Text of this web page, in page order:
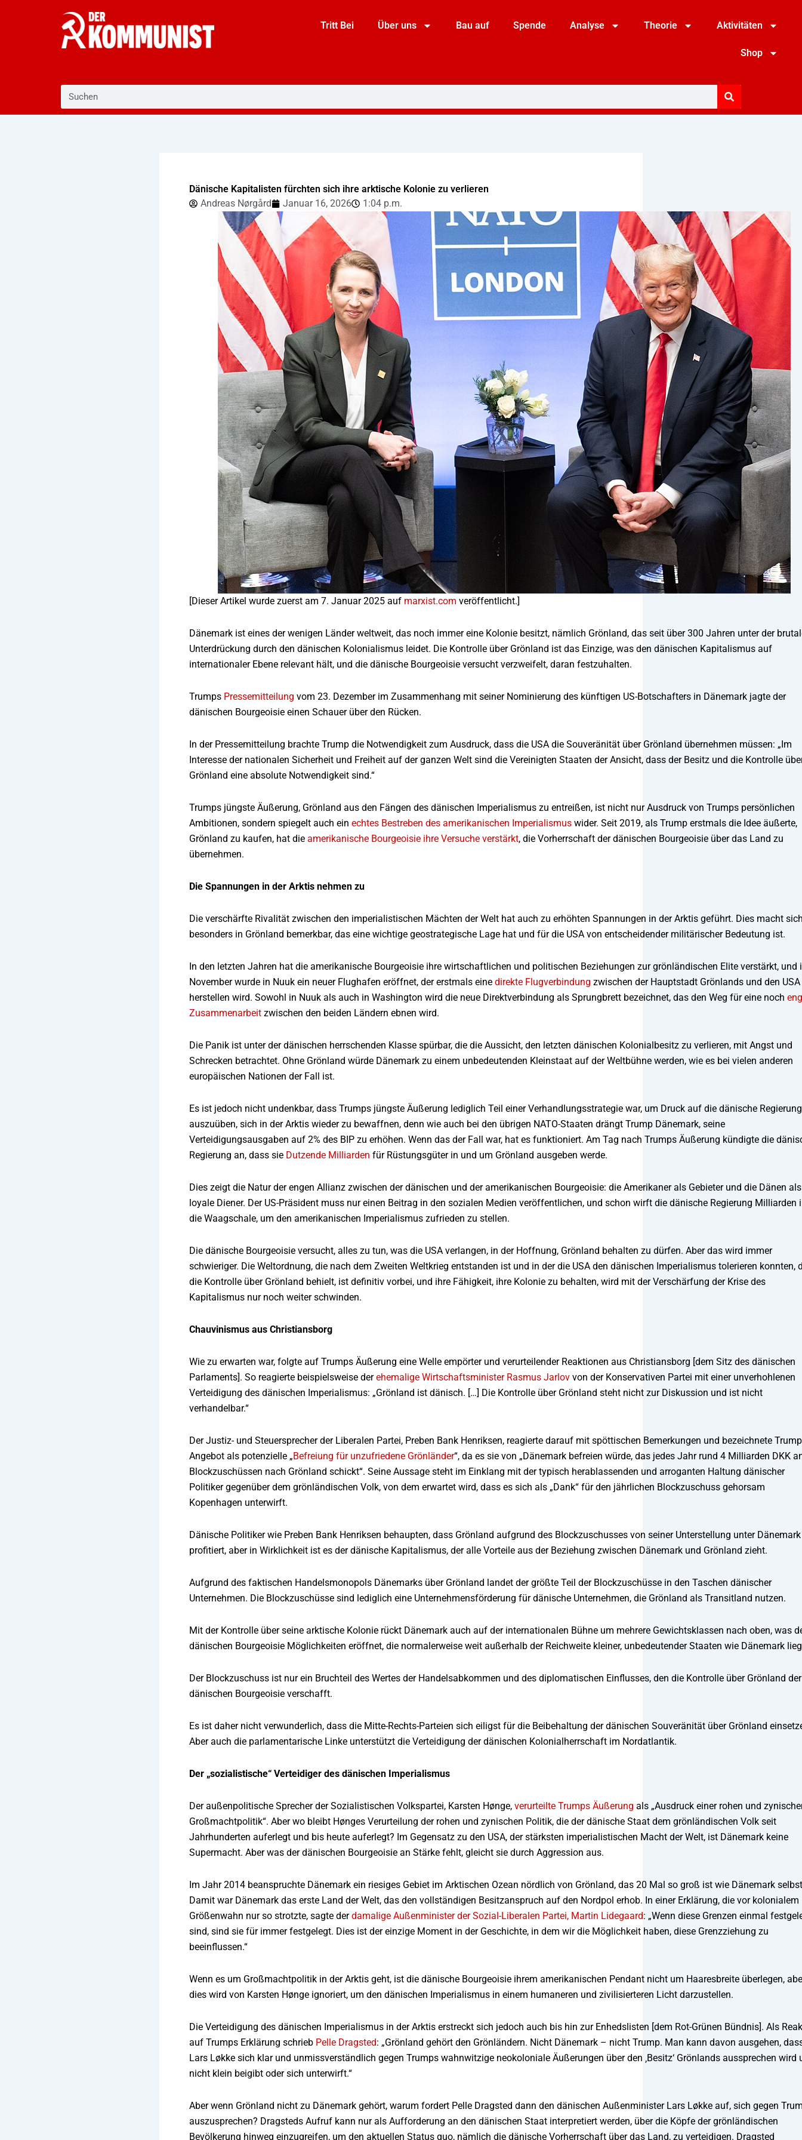
Tritt Bei Über uns Bau auf Spende Analyse Theorie Aktivitäten
Shop
Dänische Kapitalisten fürchten sich ihre arktische Kolonie zu verlieren
Andreas Nørgård
Januar 16, 2026 1:04 p.m.
[Dieser Artikel wurde zuerst am 7. Januar 2025 auf marxist.com veröffentlicht.]
Dänemark ist eines der wenigen Länder weltweit, das noch immer eine Kolonie besitzt, nämlich Grönland, das seit über 300 Jahren unter der
Unterdrückung durch den dänischen Kolonialismus leidet. Die Kontrolle über Grönland ist das Einzige, was den dänischen Kapitalismus auf
internationaler Ebene relevant hält, und die dänische Bourgeoisie versucht verzweifelt, daran festzuhalten.
Trumps Pressemitteilung vom 23. Dezember im Zusammenhang mit seiner Nominierung des künftigen US-Botschafters in Dänemark jagte der
dänischen Bourgeoisie einen Schauer über den Rücken.
In der Pressemitteilung brachte Trump die Notwendigkeit zum Ausdruck, dass die USA die Souveränität über Grönland übernehmen müssen: „Im
Interesse der nationalen Sicherheit und Freiheit auf der ganzen Welt sind die Vereinigten Staaten der Ansicht, dass der Besitz und die Kontrolle
Grönland eine absolute Notwendigkeit sind.“
Trumps jüngste Äußerung, Grönland aus den Fängen des dänischen Imperialismus zu entreißen, ist nicht nur Ausdruck von Trumps persönlichen
Ambitionen, sondern spiegelt auch ein echtes Bestreben des amerikanischen Imperialismus wider. Seit 2019, als Trump erstmals die Idee äußerte,
Grönland zu kaufen, hat die amerikanische Bourgeoisie ihre Versuche verstärkt, die Vorherrschaft der dänischen Bourgeoisie über das Land zu
übernehmen.
Die Spannungen in der Arktis nehmen zu
Die verschärfte Rivalität zwischen den imperialistischen Mächten der Welt hat auch zu erhöhten Spannungen in der Arktis geführt. Dies macht
besonders in Grönland bemerkbar, das eine wichtige geostrategische Lage hat und für die USA von entscheidender militärischer Bedeutung ist.
In den letzten Jahren hat die amerikanische Bourgeoisie ihre wirtschaftlichen und politischen Beziehungen zur grönländischen Elite verstärkt, und
November wurde in Nuuk ein neuer Flughafen eröffnet, der erstmals eine direkte Flugverbindung zwischen der Hauptstadt Grönlands und den USA
herstellen wird. Sowohl in Nuuk als auch in Washington wird die neue Direktverbindung als Sprungbrett bezeichnet, das den Weg für eine noch
Zusammenarbeit zwischen den beiden Ländern ebnen wird.
Die Panik ist unter der dänischen herrschenden Klasse spürbar, die die Aussicht, den letzten dänischen Kolonialbesitz zu verlieren, mit Angst und
Schrecken betrachtet. Ohne Grönland würde Dänemark zu einem unbedeutenden Kleinstaat auf der Weltbühne werden, wie es bei vielen anderen
europäischen Nationen der Fall ist.
Es ist jedoch nicht undenkbar, dass Trumps jüngste Äußerung lediglich Teil einer Verhandlungsstrategie war, um Druck auf die dänische Regierung
auszuüben, sich in der Arktis wieder zu bewaffnen, denn wie auch bei den übrigen NATO-Staaten drängt Trump Dänemark, seine
Verteidigungsausgaben auf 2% des BIP zu erhöhen. Wenn das der Fall war, hat es funktioniert. Am Tag nach Trumps Äußerung kündigte die
Regierung an, dass sie Dutzende Milliarden für Rüstungsgüter in und um Grönland ausgeben werde.
Dies zeigt die Natur der engen Allianz zwischen der dänischen und der amerikanischen Bourgeoisie: die Amerikaner als Gebieter und die Dänen als
loyale Diener. Der US-Präsident muss nur einen Beitrag in den sozialen Medien veröffentlichen, und schon wirft die dänische Regierung Milliarden
die Waagschale, um den amerikanischen Imperialismus zufrieden zu stellen.
Die dänische Bourgeoisie versucht, alles zu tun, was die USA verlangen, in der Hoffnung, Grönland behalten zu dürfen. Aber das wird immer
schwieriger. Die Weltordnung, die nach dem Zweiten Weltkrieg entstanden ist und in der die USA den dänischen Imperialismus tolerieren konnten,
die Kontrolle über Grönland behielt, ist definitiv vorbei, und ihre Fähigkeit, ihre Kolonie zu behalten, wird mit der Verschärfung der Krise des
Kapitalismus nur noch weiter schwinden.
Chauvinismus aus Christiansborg
Wie zu erwarten war, folgte auf Trumps Äußerung eine Welle empörter und verurteilender Reaktionen aus Christiansborg [dem Sitz des dänischen
Parlaments]. So reagierte beispielsweise derehemalige Wirtschaftsminister Rasmus Jarlov von der Konservativen Partei mit einer unverhohlenen
Verteidigung des dänischen Imperialismus: „Grönland ist dänisch. […] Die Kontrolle über Grönland steht nicht zur Diskussion und ist nicht
verhandelbar.“
Der Justiz- und Steuersprecher der Liberalen Partei, Preben Bank Henriksen, reagierte darauf mit spöttischen Bemerkungen und bezeichnete
Angebot als potenzielle „Befreiung für unzufriedene Grönländer“, da es sie von „Dänemark befreien würde, das jedes Jahr rund 4 Milliarden DKK
Blockzuschüssen nach Grönland schickt“. Seine Aussage steht im Einklang mit der typisch herablassenden und arroganten Haltung dänischer
Politiker gegenüber dem grönländischen Volk, von dem erwartet wird, dass es sich als „Dank“ für den jährlichen Blockzuschuss gehorsam
Kopenhagen unterwirft.
Dänische Politiker wie Preben Bank Henriksen behaupten, dass Grönland aufgrund des Blockzuschusses von seiner Unterstellung unter Dänemark
profitiert, aber in Wirklichkeit ist es der dänische Kapitalismus, der alle Vorteile aus der Beziehung zwischen Dänemark und Grönland zieht.
Aufgrund des faktischen Handelsmonopols Dänemarks über Grönland landet der größte Teil der Blockzuschüsse in den Taschen dänischer
Unternehmen. Die Blockzuschüsse sind lediglich eine Unternehmensförderung für dänische Unternehmen, die Grönland als Transitland nutzen.
Mit der Kontrolle über seine arktische Kolonie rückt Dänemark auch auf der internationalen Bühne um mehrere Gewichtsklassen nach oben, was
dänischen Bourgeoisie Möglichkeiten eröffnet, die normalerweise weit außerhalb der Reichweite kleiner, unbedeutender Staaten wie Dänemark
Der Blockzuschuss ist nur ein Bruchteil des Wertes der Handelsabkommen und des diplomatischen Einflusses, den die Kontrolle über Grönland der
dänischen Bourgeoisie verschafft.
Es ist daher nicht verwunderlich, dass die Mitte-Rechts-Parteien sich eiligst für die Beibehaltung der dänischen Souveränität über Grönland
Aber auch die parlamentarische Linke unterstützt die Verteidigung der dänischen Kolonialherrschaft im Nordatlantik.
Der „sozialistische“ Verteidiger des dänischen Imperialismus
Der außenpolitische Sprecher der Sozialistischen Volkspartei, Karsten Hønge, verurteilte Trumps Äußerung als „Ausdruck einer rohen und
Großmachtpolitik“. Aber wo bleibt Hønges Verurteilung der rohen und zynischen Politik, die der dänische Staat dem grönländischen Volk seit
Jahrhunderten auferlegt und bis heute auferlegt? Im Gegensatz zu den USA, der stärksten imperialistischen Macht der Welt, ist Dänemark keine
Supermacht. Aber was der dänischen Bourgeoisie an Stärke fehlt, gleicht sie durch Aggression aus.
Im Jahr 2014 beanspruchte Dänemark ein riesiges Gebiet im Arktischen Ozean nördlich von Grönland, das 20 Mal so groß ist wie Dänemark
Damit war Dänemark das erste Land der Welt, das den vollständigen Besitzanspruch auf den Nordpol erhob. In einer Erklärung, die vor kolonialem
Größenwahn nur so strotzte, sagte derdamalige Außenminister der Sozial-Liberalen Partei, Martin Lidegaard: „Wenn diese Grenzen einmal
sind, sind sie für immer festgelegt. Dies ist der einzige Moment in der Geschichte, in dem wir die Möglichkeit haben, diese Grenzziehung zu
beeinflussen.“
Wenn es um Großmachtpolitik in der Arktis geht, ist die dänische Bourgeoisie ihrem amerikanischen Pendant nicht um Haaresbreite überlegen,
dies wird von Karsten Hønge ignoriert, um den dänischen Imperialismus in einem humaneren und zivilisierteren Licht darzustellen.
Die Verteidigung des dänischen Imperialismus in der Arktis erstreckt sich jedoch auch bis hin zur Enhedslisten [dem Rot-Grünen Bündnis]. Als
auf Trumps Erklärung schrieb Pelle Dragsted: „Grönland gehört den Grönländern. Nicht Dänemark – nicht Trump. Man kann davon ausgehen,
Lars Løkke sich klar und unmissverständlich gegen Trumps wahnwitzige neokoloniale Äußerungen über den ‚Besitz‘ Grönlands aussprechen wird
nicht klein beigibt oder sich unterwirft.“
Aber wenn Grönland nicht zu Dänemark gehört, warum fordert Pelle Dragsted dann den dänischen Außenminister Lars Løkke auf, sich gegen
auszusprechen? Dragsteds Aufruf kann nur als Aufforderung an den dänischen Staat interpretiert werden, über die Köpfe der grönländischen
Bevölkerung hinweg einzugreifen, um den aktuellen Status quo, nämlich die dänische Vorherrschaft über das Land, zu verteidigen. Dragsted